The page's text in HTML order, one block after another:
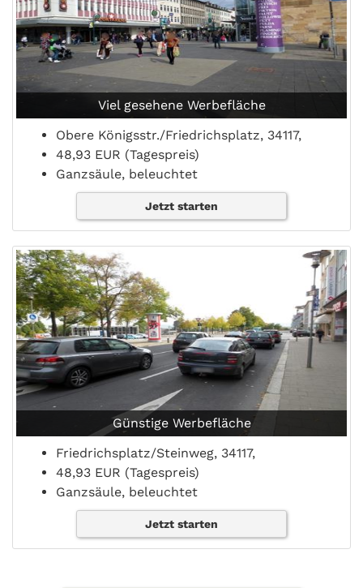
Viel gesehene Werbefläche
Obere Königsstr./Friedrichsplatz, 34117,
48,93 EUR (Tagespreis)
Ganzsäule, beleuchtet
Jetzt starten
Günstige Werbefläche
Friedrichsplatz/Steinweg, 34117,
48,93 EUR (Tagespreis)
Ganzsäule, beleuchtet
Jetzt starten